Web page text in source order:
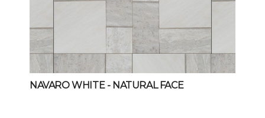
NAVARO WHITE- NATURAL FACE